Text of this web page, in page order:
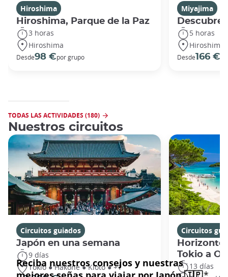
Hiroshima
Hiroshima, Parque de la Paz
3 horas
Hiroshima
Desde98 €por grupo
Miyajima
Descubre
5 horas
Hiroshima
Desde166 €
TODAS LAS ACTIVIDADES (180)
Nuestros circuitos
Circuitos guiados
Japón en una semana
9 días
Tokio ● Hakone ● Kioto ● +1
Circuitos
Tokio a
13 días